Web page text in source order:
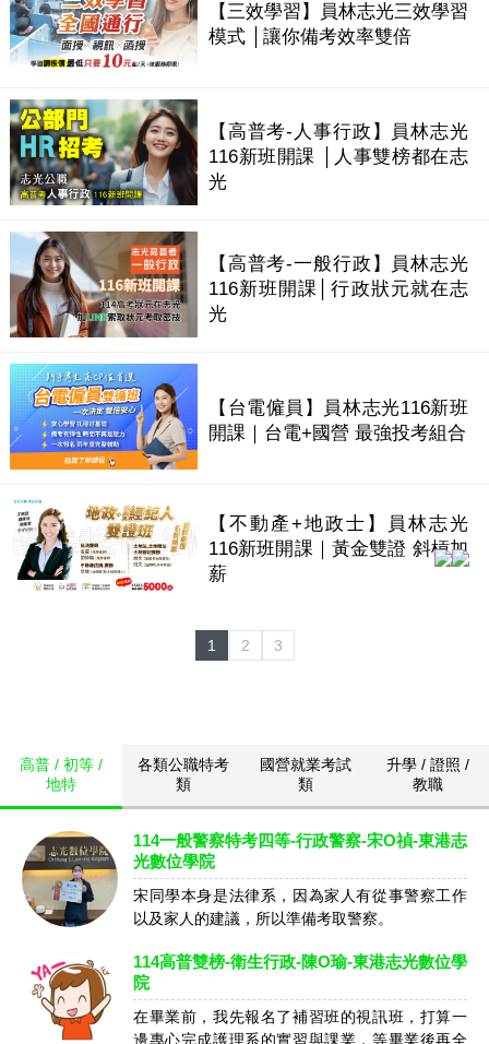
【三效學習】員林志光三效學習
模式 │讓你備考效率雙倍
【高普考-人事行政】員林志光
116新班開課 │人事雙榜都在志
光
【高普考-一般行政】員林志光
116新班開課│行政狀元就在志
光
【台電僱員】員林志光116新班
開課｜台電+國營 最強投考組合
【不動產+地政士】員林志光
116新班開課｜黃金雙證 斜槓加
薪
1 2 3
高普 / 初等 /
地特
各類公職特考
類
國營就業考試
類
升學 / 證照 /
教職
114一般警察特考四等-行政警察-宋O禎-東港志
光數位學院
宋同學本身是法律系，因為家人有從事警察工作
以及家人的建議，所以準備考取警察。
114高普雙榜-衛生行政-陳O瑜-東港志光數位學
院
在畢業前，我先報名了補習班的視訊班，打算一
邊專心完成護理系的實習與課業，等畢業後再全